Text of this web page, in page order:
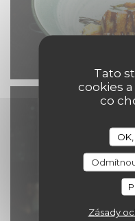
Tato
cookies
co
Zásady